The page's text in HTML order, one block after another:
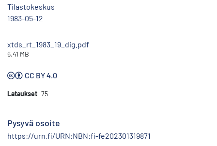
Tilastokeskus
1983-05-12
xtds_rt_1983_19_dig.pdf
6.41 MB
CC BY 4.0
Lataukset 75
Pysyvä osoite
https://urn.fi/URN:NBN:fi-fe202301319871